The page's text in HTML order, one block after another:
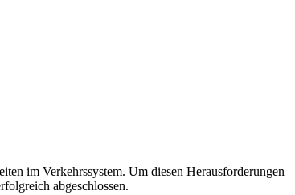
im Verkehrssystem. Um diesen Herausforderungen
abgeschlossen.